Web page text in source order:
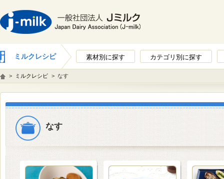
ミルクレシピ 素材別に探す カテゴリ別に探す
> ミルクレシピ > なす
なす